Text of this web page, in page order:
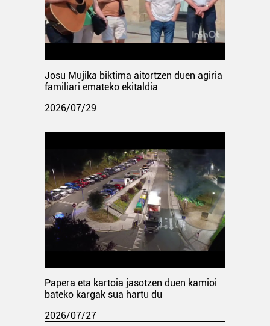
Josu Mujika biktima aitortzen duen agiria
familiari emateko ekitaldia
2026/07/29
Papera eta kartoia jasotzen duen kamioi
bateko kargak sua hartu du
2026/07/27